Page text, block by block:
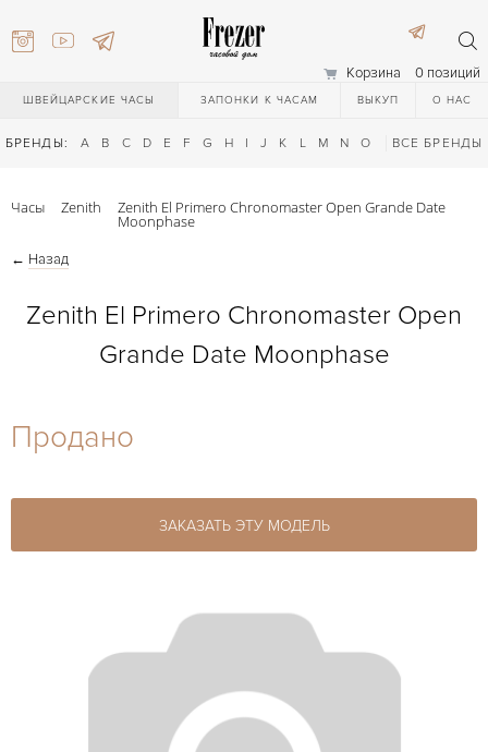
Корзина 0 позиций
ШВЕЙЦАРСКИЕ ЧАСЫ ЗАПОНКИ К ЧАСАМ ВЫКУП О НАС
БРЕНДЫ: A B C D E F G H I J K L M N O Q R S T
ВСЕ БРЕНДЫ
27-44
Часы Zenith Zenith El Primero Chronomaster Open Grande Date
Moonphase
← Назад
Zenith El Primero Chronomaster Open
Grande Date Moonphase
Продано
ЗАКАЗАТЬ ЭТУ МОДЕЛЬ